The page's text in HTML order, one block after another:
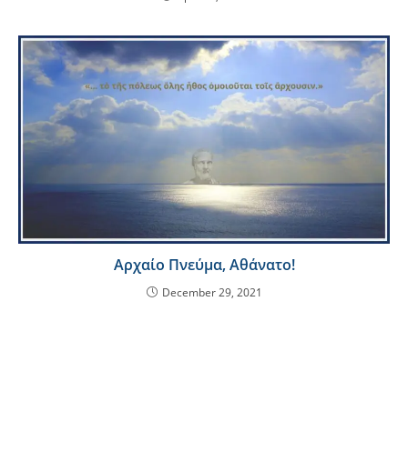
Αρχαίο Πνεύμα, Αθάνατο!
December 29, 2021